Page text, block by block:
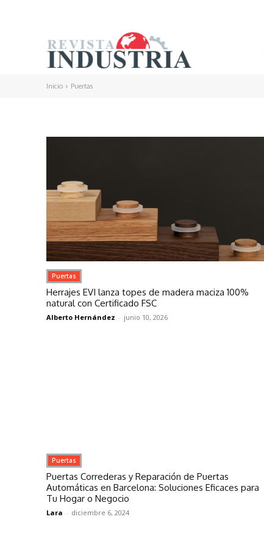
Inicio Puertas
Puertas
Herrajes EVI lanza topes de madera maciza 100%
natural con Certificado FSC
Alberto Hernández - junio 10, 2026
Puertas
Puertas Correderas y Reparación de Puertas
Automáticas en Barcelona: Soluciones Eficaces para
Tu Hogar o Negocio
Lara - diciembre 6, 2024